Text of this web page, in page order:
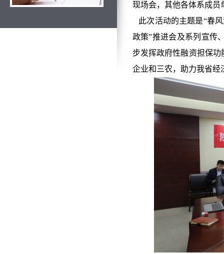
现场会，其他各体系成员
此次活动的主题是“春
政策”推进会及系列宣传
步发挥政府性融资担保
企业和三农，助力我省经